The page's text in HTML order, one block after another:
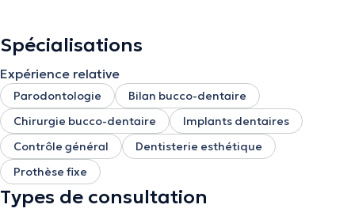
Spécialisations
Expérience relative
Parodontologie
Bilan bucco-dentaire
Chirurgie bucco-dentaire
Implants dentaires
Contrôle général
Dentisterie esthétique
Prothèse fixe
Types de consultation